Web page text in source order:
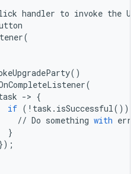
handler to invoke the
(
()
(
-> {
if ( ! task . isSuccessful())
// Do something with
}
});